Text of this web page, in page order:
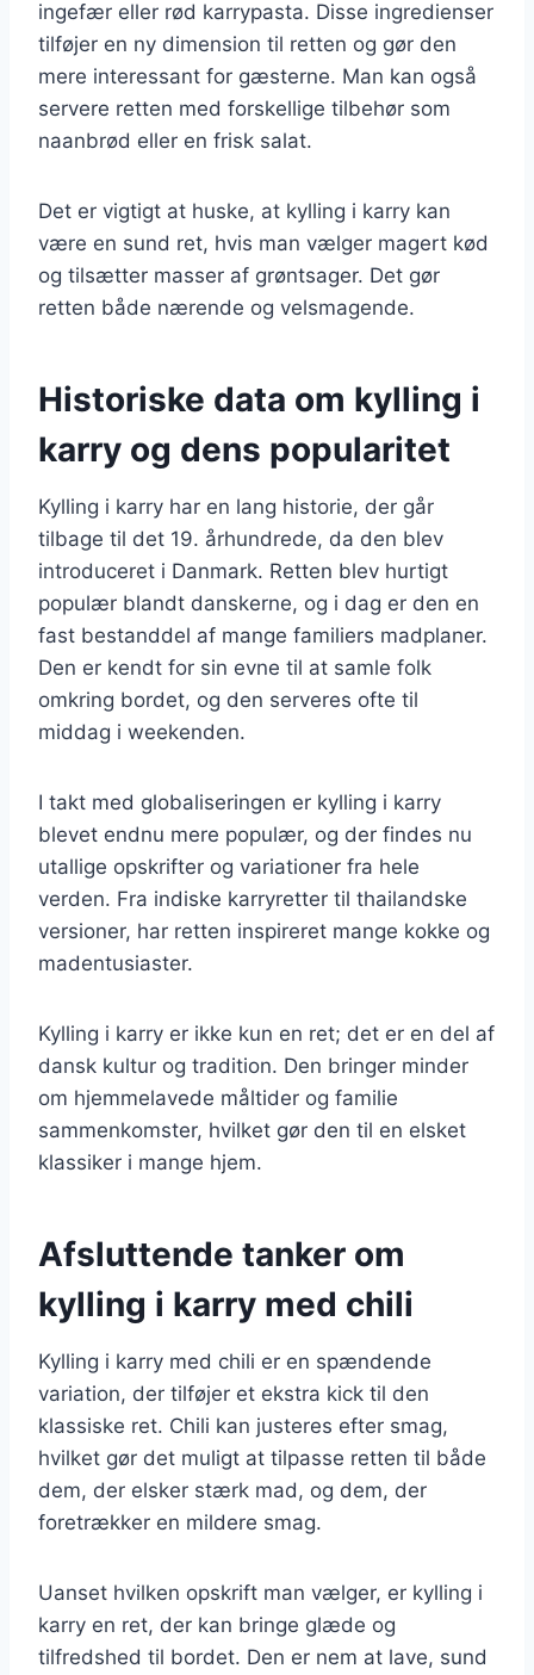
ingefær eller rød karrypasta. Disse ingredienser
tilføjer en ny dimension til retten og gør den
mere interessant for gæsterne. Man kan også
servere retten med forskellige tilbehør som
naanbrød eller en frisk salat.
Det er vigtigt at huske, at kylling i karry kan
være en sund ret, hvis man vælger magert kød
og tilsætter masser af grøntsager. Det gør
retten både nærende og velsmagende.
Historiske data om kylling i
karry og dens popularitet
Kylling i karry har en lang historie, der går
tilbage til det 19. århundrede, da den blev
introduceret i Danmark. Retten blev hurtigt
populær blandt danskerne, og i dag er den en
fast bestanddel af mange familiers madplaner.
Den er kendt for sin evne til at samle folk
omkring bordet, og den serveres ofte til
middag i weekenden.
I takt med globaliseringen er kylling i karry
blevet endnu mere populær, og der findes nu
utallige opskrifter og variationer fra hele
verden. Fra indiske karryretter til thailandske
versioner, har retten inspireret mange kokke og
madentusiaster.
Kylling i karry er ikke kun en ret; det er en del af
dansk kultur og tradition. Den bringer minder
om hjemmelavede måltider og familie
sammenkomster, hvilket gør den til en elsket
klassiker i mange hjem.
Afsluttende tanker om
kylling i karry med chili
Kylling i karry med chili er en spændende
variation, der tilføjer et ekstra kick til den
klassiske ret. Chili kan justeres efter smag,
hvilket gør det muligt at tilpasse retten til både
dem, der elsker stærk mad, og dem, der
foretrækker en mildere smag.
Uanset hvilken opskrift man vælger, er kylling i
karry en ret, der kan bringe glæde og
tilfredshed til bordet. Den er nem at lave, sund